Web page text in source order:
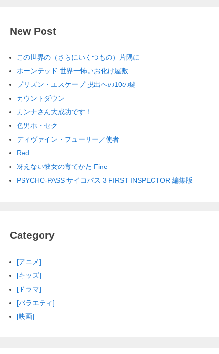
New Post
この世界の（さらにいくつもの）片隅に
ホーンテッド 世界一怖いお化け屋敷
プリズン・エスケープ 脱出への10の鍵
カウントダウン
カンナさん大成功です！
色男ホ・セク
ディヴァイン・フューリー／使者
Red
冴えない彼女の育てかた Fine
PSYCHO-PASS サイコパス 3 FIRST INSPECTOR 編集版
Category
[アニメ]
[キッズ]
[ドラマ]
[バラエティ]
[映画]